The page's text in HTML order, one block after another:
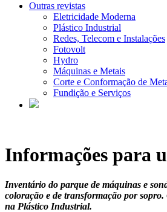
Outras revistas
Eletricidade Moderna
Plástico Industrial
Redes, Telecom e Instalações
Fotovolt
Hydro
Máquinas e Metais
Corte e Conformação de
Fundição e Serviços
Informações para
Inventário do parque de máquinas e
coloração e de transformação por
na Plástico Industrial.